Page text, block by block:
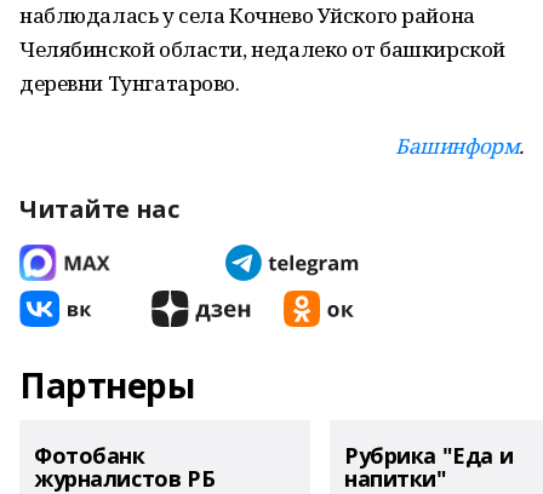
наблюдалась у села Кочнево Уйского района
Челябинской области, недалеко от башкирской
деревни Тунгатарово.
Башинформ.
Читайте нас
Партнеры
Фотобанк
журналистов РБ
Рубрика "Еда и
напитки"